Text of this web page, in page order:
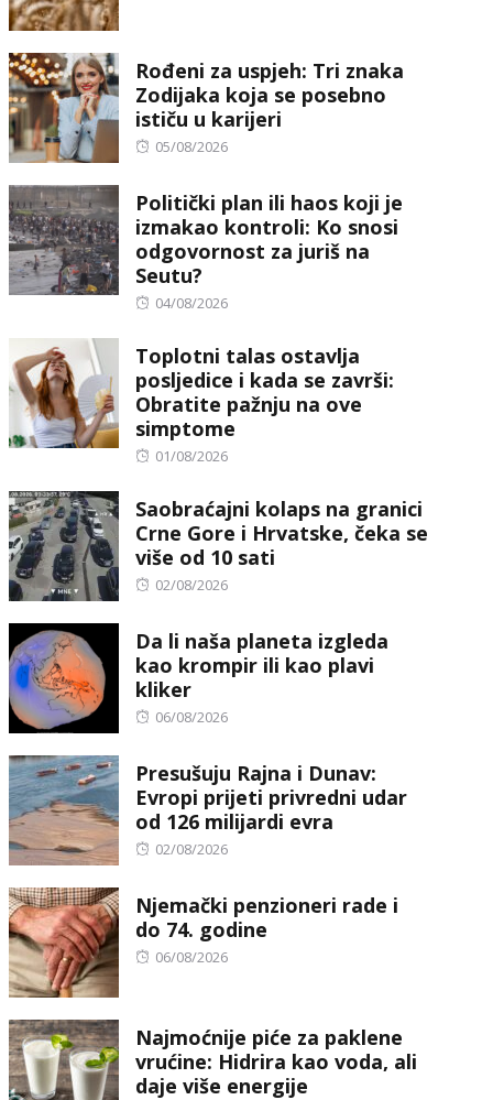
Rođeni za uspjeh: Tri znaka
Zodijaka koja se posebno
ističu u karijeri
Posted
05/08/2026
Politički plan ili haos koji je
izmakao kontroli: Ko snosi
odgovornost za juriš na
Seutu?
Posted
04/08/2026
Toplotni talas ostavlja
posljedice i kada se završi:
Obratite pažnju na ove
simptome
Posted
01/08/2026
Saobraćajni kolaps na granici
Crne Gore i Hrvatske, čeka se
više od 10 sati
Posted
02/08/2026
Da li naša planeta izgleda
kao krompir ili kao plavi
kliker
Posted
06/08/2026
Presušuju Rajna i Dunav:
Evropi prijeti privredni udar
od 126 milijardi evra
Posted
02/08/2026
Njemački penzioneri rade i
do 74. godine
Posted
06/08/2026
Najmoćnije piće za paklene
vrućine: Hidrira kao voda, ali
daje više energije